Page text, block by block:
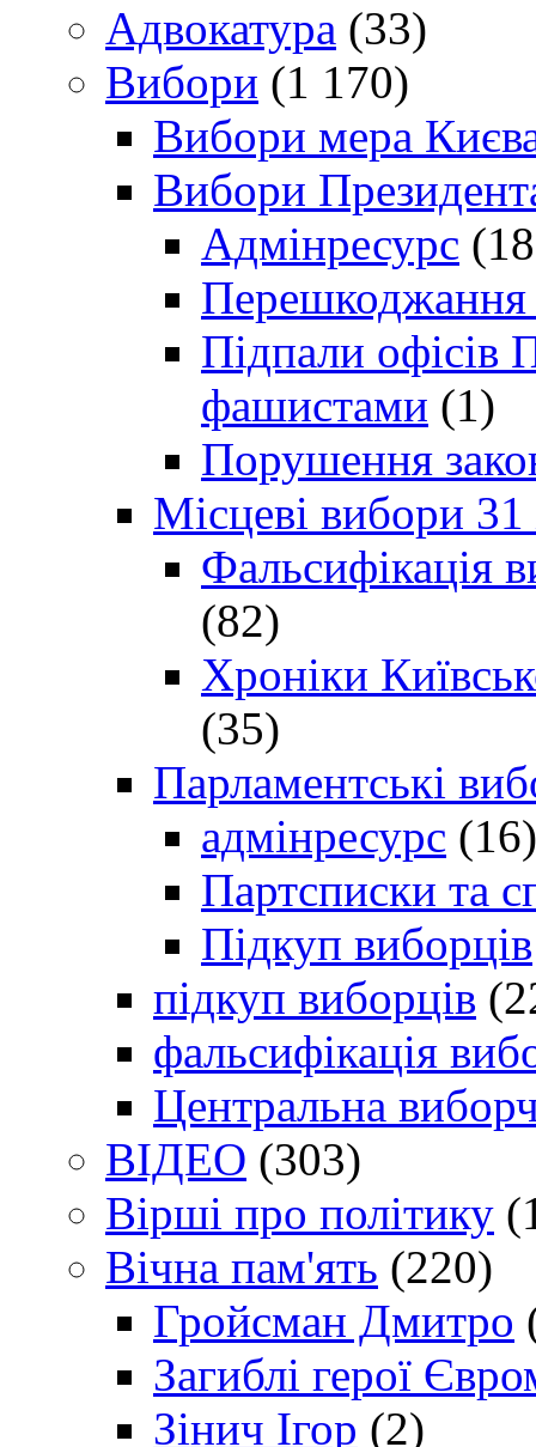
Адвокатура (33)
Вибори (1 170)
Вибори мера
Вибори
Адмінресурс
Перешкоджання
Підпали офісів
фашистами (1)
Порушення
Місцеві вибори
Фальсифікація
(82)
Хроніки
(35)
Парламентські
адмінресурс (16)
Партсписки та
Підкуп виборців
підкуп виборців
фальсифікація
Центральна
ВІДЕО (303)
Вірші про політику
Вічна пам'ять (220)
Гройсман Дмитро
Загиблі герої
Зінич Ігор (2)